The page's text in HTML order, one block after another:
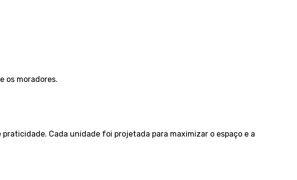
os moradores.
Cada unidade foi projetada para maximizar o espaço e a